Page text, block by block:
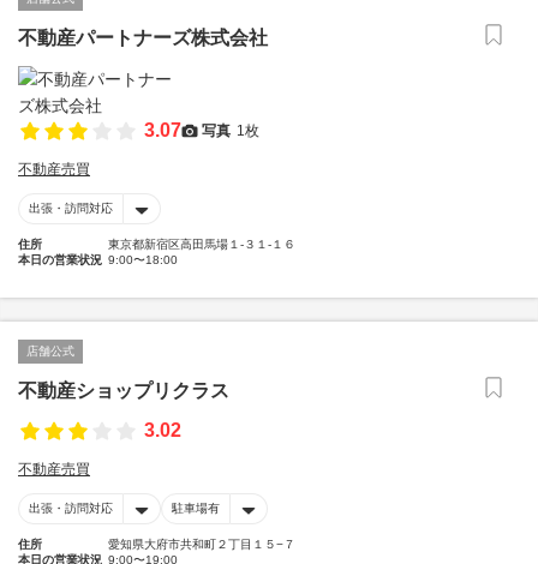
不動産パートナーズ株式会社
3.07 写真 1枚
不動産売買
出張・訪問対応
住所
東京都新宿区高田馬場１-３１-１６
本日の営業状況 9:00〜18:00
店舗公式
不動産ショップリクラス
3.02
不動産売買
出張・訪問対応 駐車場有
住所
愛知県大府市共和町２丁目１５−７
本日の営業状況 9:00〜19:00